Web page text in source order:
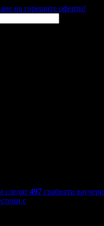
на горещите оферти!
следят 497 грабнати ваучери
с